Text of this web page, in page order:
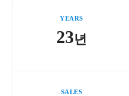
YEARS
23년
SALES